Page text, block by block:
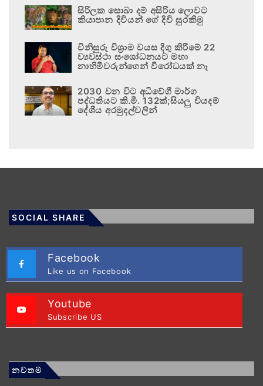
සිරිලක සොබා දම් අසිරිය ලොවට
කියාපාන දිවියන් ගේ දිවි සුරකිමු
විනිසුරු විශ්‍රාම වයස දිගු කිරීමේ 22
ව්‍යවස්ථා සංශෝධනයට මහා
නාහිමිවරුන්ගෙන් විරෝධයක් නෑ
2030 වන විට අධිවේගී මාර්ග
පද්ධතියට කි.මී. 132ක්;සියලු වියදම්
දේශීය අරමුදල්වලින්
SOCIAL SHARE
Facebook
Like us on Facebook
Youtube
Subscribe US
නවතම